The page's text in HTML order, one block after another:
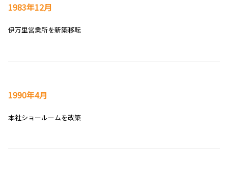
1983年12月
伊万里営業所を新築移転
1990年4月
本社ショールームを改築